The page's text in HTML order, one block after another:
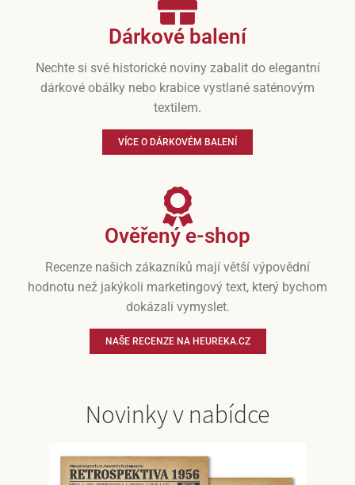
Dárkové balení
Nechte si své historické noviny zabalit do elegantní
dárkové obálky nebo krabice vystlané saténovým
textilem.
VÍCE O DÁRKOVÉM BALENÍ
Ověřený e-shop
Recenze našich zákazníků mají větší výpovědní
hodnotu než jakýkoli marketingový text, který bychom
dokázali vymyslet.
NAŠE RECENZE NA HEUREKA.CZ
Novinky v nabídce